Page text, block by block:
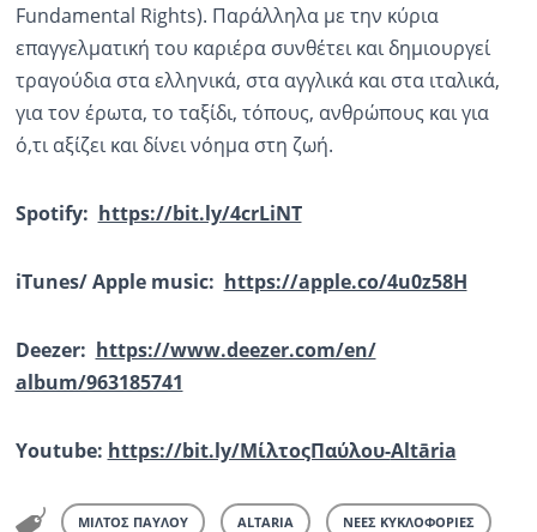
Fundamental Rights). Παράλληλα με την κύρια
επαγγελματική του καριέρα συνθέτει και δημιουργεί
τραγούδια στα ελληνικά, στα αγγλικά και στα ιταλικά,
για τον έρωτα, το ταξίδι, τόπους, ανθρώπους και για
ό,τι αξίζει και δίνει νόημα στη ζωή.
Spotify: https://bit.ly/4crLiNT
iTunes/ Apple music: https://apple.co/4u0z58H
Deezer: https://www.deezer.com/en/
album/963185741
Youtube: https://bit.ly/ΜίλτοςΠαύλου-Altāria
ΜΙΛΤΟΣ ΠΑΥΛΟΥ ALTARIA ΝΕΕΣ ΚΥΚΛΟΦΟΡΙΕΣ